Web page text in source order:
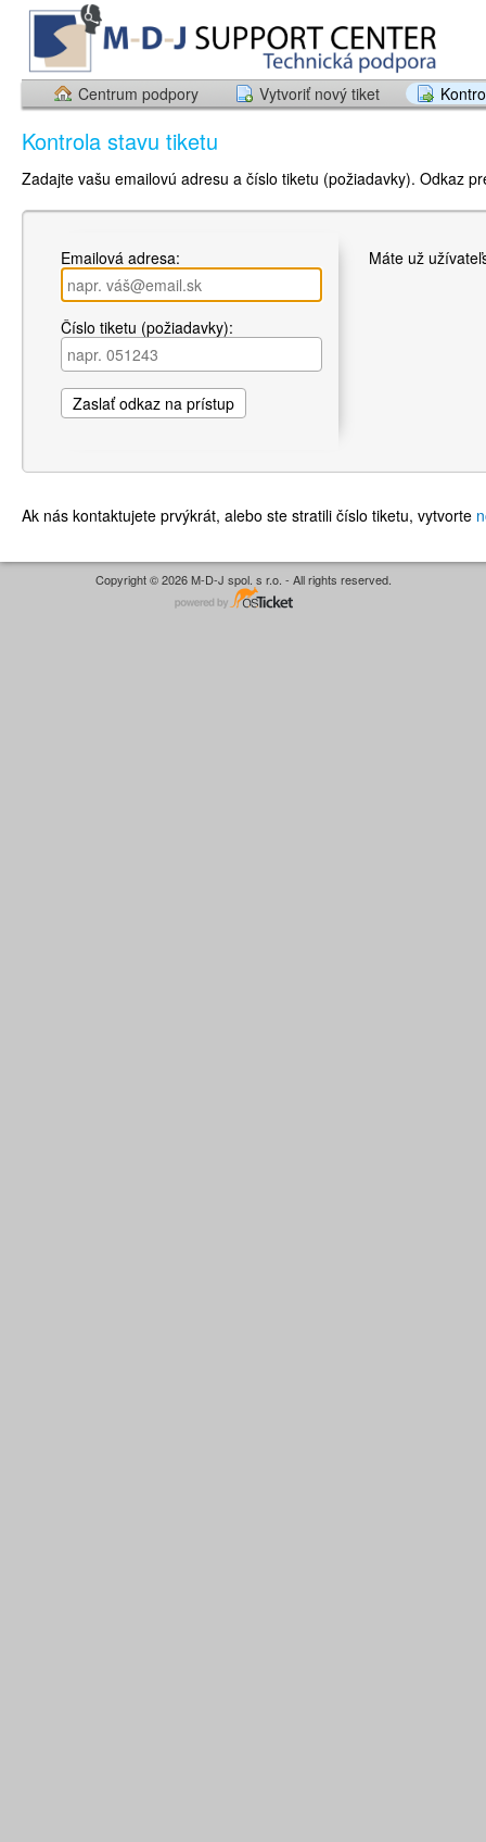
Centrum podpory Vytvoriť nový tiket
Kontrola stavu tiketu
Zadajte vašu emailovú adresu a číslo tiketu (požiadavky). Odkaz
Emailová adresa:
Číslo tiketu (požiadavky):
Máte už
Ak nás kontaktujete prvýkrát, alebo ste stratili číslo tiketu, vytvorte
Copyright © 2026 M-D-J spol. s r.o. - All rights reserved.